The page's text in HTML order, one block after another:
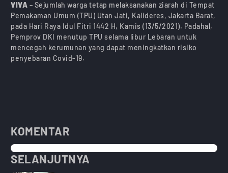
VIVA – Sejumlah warga tetap melaksanakan ziarah di Tempat
Pemakaman Umum (TPU) Utan Jati, Kalideres, Jakarta Barat,
pada Hari Raya Idul Fitri 1442 H, Kamis (13/5/2021). Padahal,
Pemprov DKI menutup TPU selama libur Lebaran untuk
mencegah kerumunan yang dapat meningkatkan risiko
penyebaran Covid-19.
KOMENTAR
SELANJUTNYA